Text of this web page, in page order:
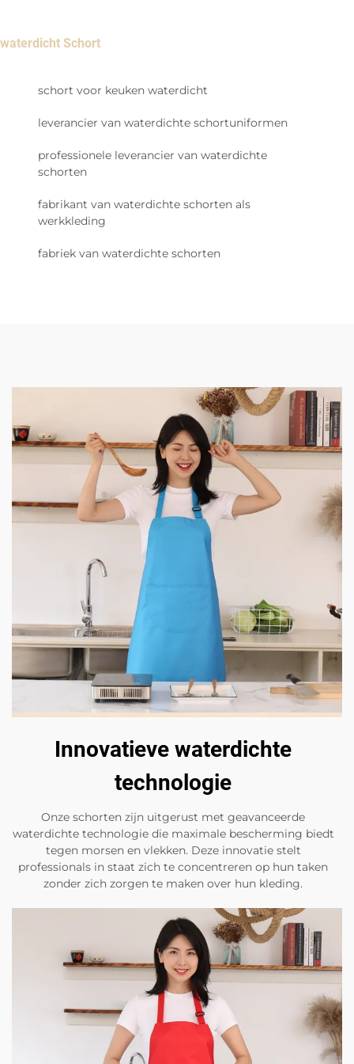
waterdicht Schort
schort voor keuken waterdicht
leverancier van waterdichte schortuniformen
professionele leverancier van waterdichte
schorten
fabrikant van waterdichte schorten als
werkkleding
fabriek van waterdichte schorten
Innovatieve waterdichte
technologie
Onze schorten zijn uitgerust met geavanceerde
waterdichte technologie die maximale bescherming biedt
tegen morsen en vlekken. Deze innovatie stelt
professionals in staat zich te concentreren op hun taken
zonder zich zorgen te maken over hun kleding.